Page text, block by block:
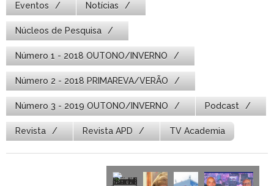
Eventos Notícias
Núcleos de Pesquisa
Número 1 - 2018 OUTONO/INVERNO
Número 2 - 2018 PRIMAREVA/VERÃO
Número 3 - 2019 OUTONO/INVERNO Podcast
Revista Revista APD TV Academia